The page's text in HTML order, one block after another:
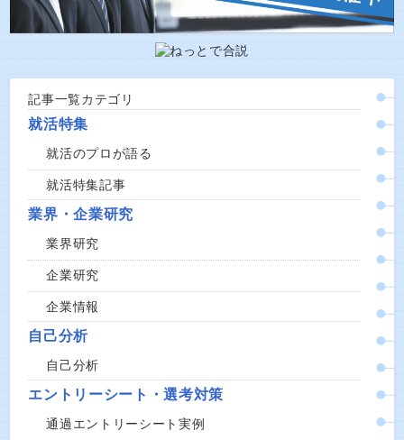
記事一覧カテゴリ
就活特集
就活のプロが語る
就活特集記事
業界・企業研究
業界研究
企業研究
企業情報
自己分析
自己分析
エントリーシート・選考対策
通過エントリーシート実例